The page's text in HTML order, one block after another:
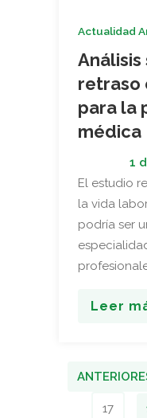
Actualidad
retraso
para la
médica
1
El estudio
la vida
podría ser
Leer
17